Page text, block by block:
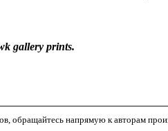
gallery prints.
обращайтесь напрямую к авторам